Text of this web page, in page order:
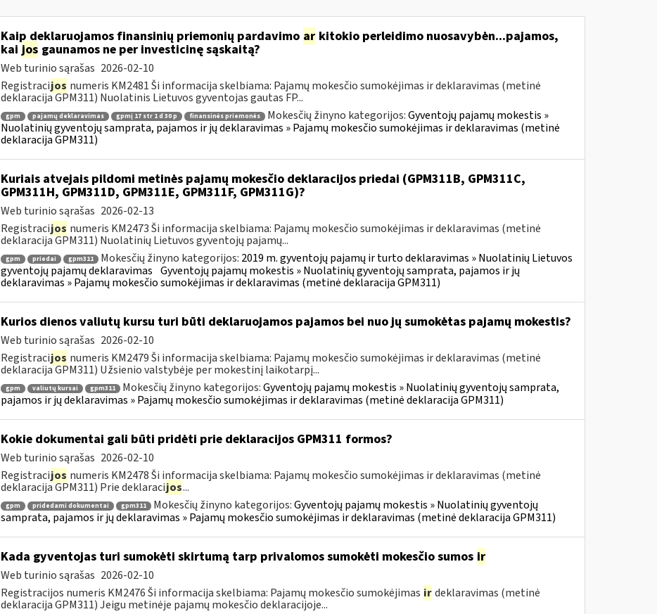
Kaip deklaruojamos finansinių priemonių pardavimo arkitokio perleidimo nuosavybėn...pajamos,
kai jos gaunamos ne per investicinę sąskaitą?
Web turinio sąrašas 2026-02-10
Registracijos numeris KM2481 Ši informacija skelbiama: Pajamų mokesčio sumokėjimas ir deklaravimas (metinė
deklaracija GPM311) Nuolatinis Lietuvos gyventojas gautas FP...
gpm pajamų deklaravimas gpmį 17 str 1 d 30 p finansinės priemonės Mokesčių žinyno kategorijos:Gyventojų pajamų mokestis »
Nuolatinių gyventojų samprata, pajamos ir jų deklaravimas » Pajamų mokesčio sumokėjimas ir deklaravimas (metinė
deklaracija GPM311)
Kuriais atvejais pildomi metinės pajamų mokesčio deklaracijos priedai (GPM311B, GPM311C,
GPM311H, GPM311D, GPM311E, GPM311F, GPM311G)?
Web turinio sąrašas 2026-02-13
Registracijos numeris KM2473 Ši informacija skelbiama: Pajamų mokesčio sumokėjimas ir deklaravimas (metinė
deklaracija GPM311) Nuolatinių Lietuvos gyventojų pajamų...
gpm priedai gpm311 Mokesčių žinyno kategorijos: 2019 m. gyventojų pajamų ir turto deklaravimas » Nuolatinių Lietuvos
gyventojų pajamų deklaravimas Gyventojų pajamų mokestis » Nuolatinių gyventojų samprata, pajamos ir jų
deklaravimas » Pajamų mokesčio sumokėjimas ir deklaravimas (metinė deklaracija GPM311)
Kurios dienos valiutų kursu turi būti deklaruojamos pajamos bei nuo jų sumokėtas pajamų mokestis?
Web turinio sąrašas 2026-02-10
Registracijos numeris KM2479 Ši informacija skelbiama: Pajamų mokesčio sumokėjimas ir deklaravimas (metinė
deklaracija GPM311) Užsienio valstybėje per mokestinį laikotarpį...
gpm valiutų kursai gpm311 Mokesčių žinyno kategorijos:Gyventojų pajamų mokestis » Nuolatinių gyventojų samprata,
pajamos ir jų deklaravimas » Pajamų mokesčio sumokėjimas ir deklaravimas (metinė deklaracija GPM311)
Kokie dokumentai gali būti pridėti prie deklaracijos GPM311 formos?
Web turinio sąrašas 2026-02-10
Registracijos numeris KM2478 Ši informacija skelbiama: Pajamų mokesčio sumokėjimas ir deklaravimas (metinė
deklaracija GPM311) Prie deklaracijos...
gpm pridedami dokumentai gpm311 Mokesčių žinyno kategorijos:Gyventojų pajamų mokestis » Nuolatinių gyventojų
samprata, pajamos ir jų deklaravimas » Pajamų mokesčio sumokėjimas ir deklaravimas (metinė deklaracija GPM311)
Kada gyventojas turi sumokėti skirtumą tarp privalomos sumokėti mokesčio sumos ir
Web turinio sąrašas 2026-02-10
Registracijos numeris KM2476 Ši informacija skelbiama: Pajamų mokesčio sumokėjimas ir deklaravimas (metinė
deklaracija GPM311) Jeigu metinėje pajamų mokesčio deklaracijoje...